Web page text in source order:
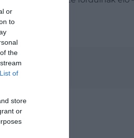
or
to
the
of
store
or